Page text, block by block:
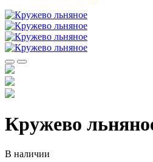
Кружево
В наличии